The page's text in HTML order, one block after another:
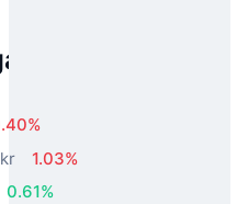
från den
1.03%
0.61%